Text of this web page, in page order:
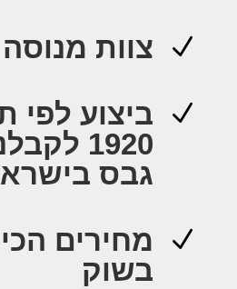
N צוות מנוסה
N
ביצוע לפי
1920
גבס
N
מחירים
בשוק